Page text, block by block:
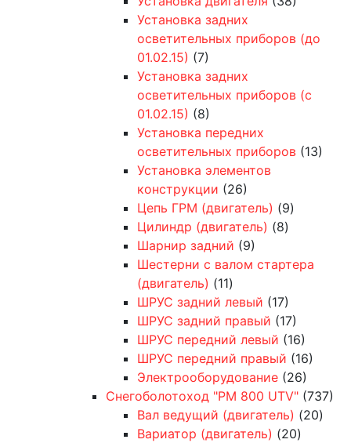
Установка задних
осветительных приборов (до
01.02.15) (7)
Установка задних
осветительных приборов (с
01.02.15) (8)
Установка передних
осветительных приборов (13)
Установка элементов
конструкции (26)
Цепь ГРМ (двигатель) (9)
Цилиндр (двигатель) (8)
Шарнир задний (9)
Шестерни с валом стартера
(двигатель) (11)
ШРУС задний левый (17)
ШРУС задний правый (17)
ШРУС передний левый (16)
ШРУС передний правый (16)
Электрооборудование (26)
Снегоболотоход "РМ 800 UTV" (737)
Вал ведущий (двигатель) (20)
Вариатор (двигатель) (20)